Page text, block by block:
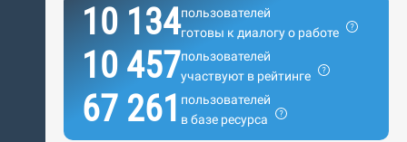
10 134пользователей
готовы к диалогу о работе
10 457пользователей
участвуют в рейтинге
67 261
пользователей
в базе ресурса